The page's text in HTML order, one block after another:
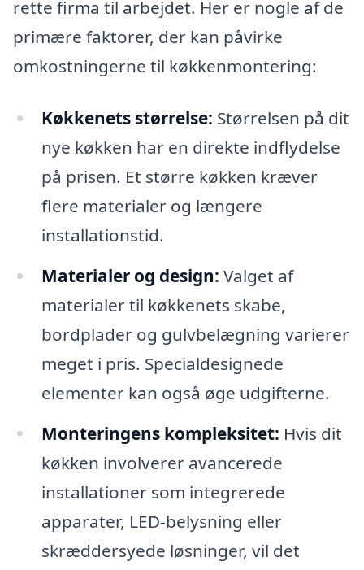
rette firma til arbejdet. Her er nogle af de
primære faktorer, der kan påvirke
omkostningerne til køkkenmontering:
Køkkenets størrelse: Størrelsen på dit
nye køkken har en direkte indflydelse
på prisen. Et større køkken kræver
flere materialer og længere
installationstid.
Materialer og design: Valget af
materialer til køkkenets skabe,
bordplader og gulvbelægning varierer
meget i pris. Specialdesignede
elementer kan også øge udgifterne.
Monteringens kompleksitet: Hvis dit
køkken involverer avancerede
installationer som integrerede
apparater, LED-belysning eller
skræddersyede løsninger, vil det